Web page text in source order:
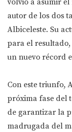
volvió a asumir
autor de los dos
Albiceleste. Su
para el
un nuevo récord
Con este triunfo,
próxima fase del
de garantizar la
madrugada del